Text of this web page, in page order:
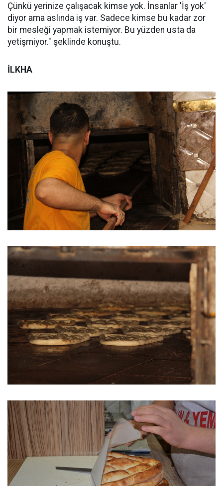
Çünkü yerinize çalışacak kimse yok. İnsanlar 'İş yok'
diyor ama aslında iş var. Sadece kimse bu kadar zor
bir mesleği yapmak istemiyor. Bu yüzden usta da
yetişmiyor." şeklinde konuştu.
İLKHA